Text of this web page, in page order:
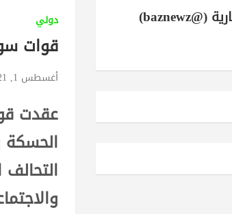
دولي
قوات
أغسطس 1, 2021
عقدت
الحسكة